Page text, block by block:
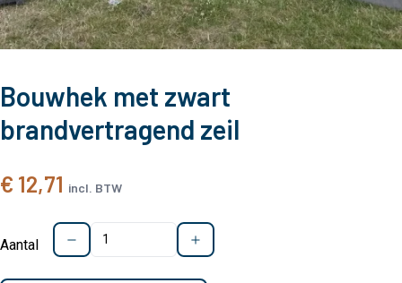
Bouwhek met zwart
brandvertragend zeil
€ 12,71 incl. BTW
Aantal